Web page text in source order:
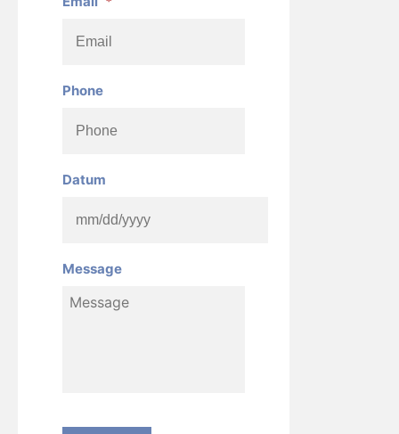
Phone
Datum
slash
DD
Message